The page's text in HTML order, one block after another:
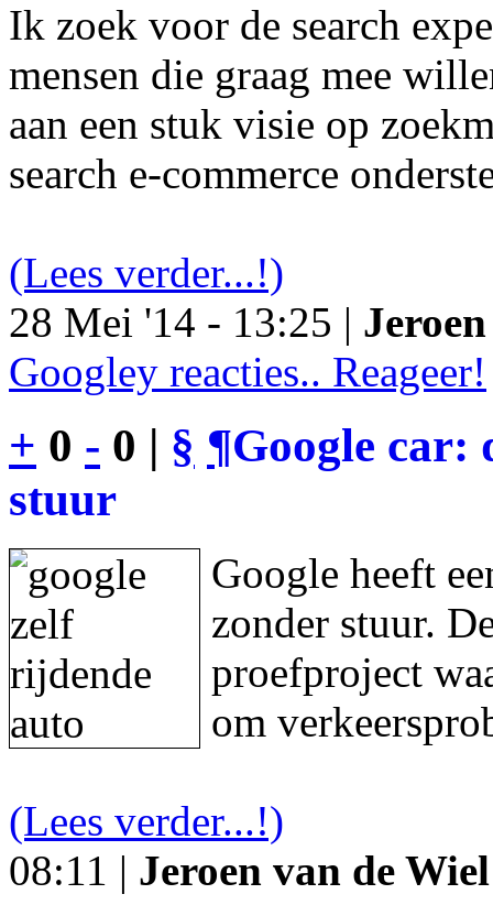
Ik zoek voor de search
mensen die graag mee
aan een stuk visie op
search e-commerce
(Lees verder...!)
28 Mei '14 - 13:25 |
Googley reacties.. Reageer!
+ 0 - 0 | § ¶Google car:
stuur
Google heeft
zonder stuur.
proefproject
om
(Lees verder...!)
08:11 | Jeroen van de Wiel